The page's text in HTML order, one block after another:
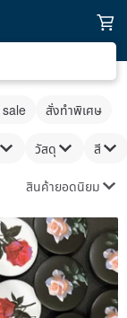
สั่งทำพิเศษ
วัสดุ สี
สินค้ายอดนิยม